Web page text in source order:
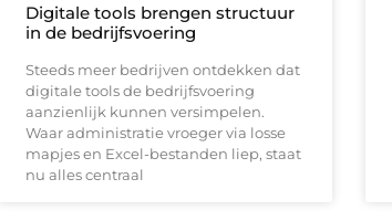
Digitale tools brengen structuur
in de bedrijfsvoering
Steeds meer bedrijven ontdekken dat
digitale tools de bedrijfsvoering
aanzienlijk kunnen versimpelen.
Waar administratie vroeger via losse
mapjes en Excel-bestanden liep, staat
nu alles centraal